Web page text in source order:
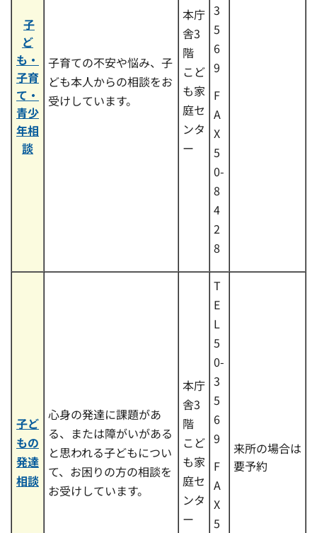
子
ど
も・
子育
て・
青少
年相
談
子育ての不安や悩み、子
ども本人からの相談をお
受けしています。
本庁
舎3
階
こど
も家
庭セ
ンタ
ー
3
5
6
9
F
A
X
5
0-
8
4
2
8
子ど
もの
発達
相談
心身の発達に課題があ
る、または障がいがある
と思われる子どもについ
て、お困りの方の相談を
お受けしています。
本庁
舎3
階
こど
も家
庭セ
ンタ
ー
T
E
L
5
0-
3
5
6
9
F
A
X
5
来所の場合は
要予約